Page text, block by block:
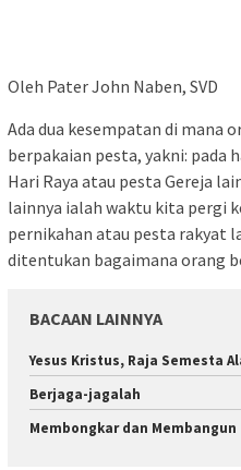
Oleh Pater John Naben, SVD
Ada dua kesempatan di mana
berpakaian pesta, yakni: pada
Hari Raya atau pesta Gereja
lainnya ialah waktu kita pergi
pernikahan atau pesta rakyat
ditentukan bagaimana orang
BACAAN LAINNYA
Yesus Kristus, Raja Semesta
Berjaga-jagalah
Membongkar dan Membangun